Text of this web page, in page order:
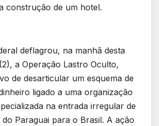
construção de um hotel.
deflagrou, na manhã desta
a Operação Lastro Oculto,
de desarticular um esquema de
ligado a uma organização
na entrada irregular de
Paraguai para o Brasil. A ação